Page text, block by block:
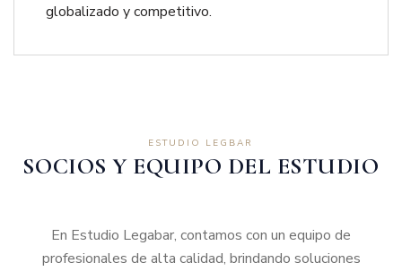
globalizado y competitivo.
ESTUDIO LEGBAR
SOCIOS Y EQUIPO DEL ESTUDIO
En Estudio Legabar, contamos con un equipo de
profesionales de alta calidad, brindando soluciones